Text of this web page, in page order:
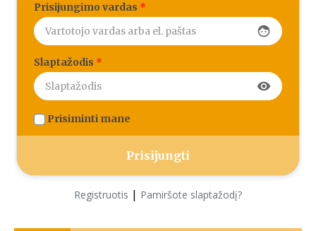
Prisijungimo vardas *
face
Slaptažodis *
visibility
Prisiminti mane
Registruotis | Pamiršote slaptažodį?